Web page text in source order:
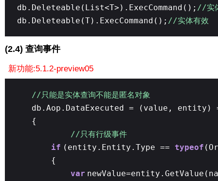
db.Deleteable(List<T>).ExecCommand(); //实
db.Deleteable(T).ExecCommand(); //实体有效
(2.4) 查询事件
新功能:5.1.2-preview05
//只能是实体查询不能是匿名对象
db.Aop.DataExecuted = (value, entity)
{
//只有行级事件
if (entity.Entity.Type == typeof
{
var